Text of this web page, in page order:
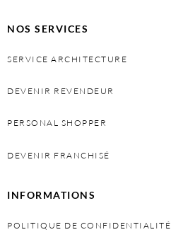
NOS SERVICES
SERVICE ARCHITECTURE
DEVENIR REVENDEUR
PERSONAL SHOPPER
DEVENIR FRANCHISÉ
INFORMATIONS
POLITIQUE DE CONFIDENTIALITÉ